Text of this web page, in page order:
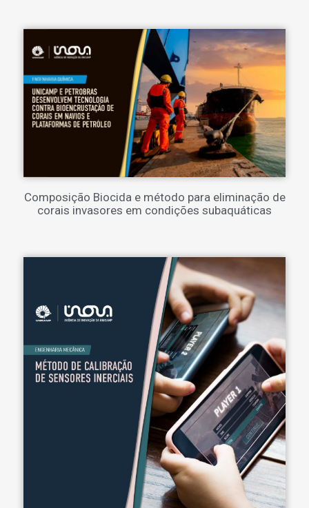
Composição Biocida e método para eliminação de
corais invasores em condições subaquáticas